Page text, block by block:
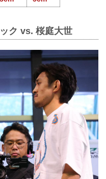
ク vs. 桜庭大世